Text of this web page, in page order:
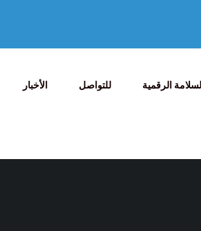
الأخبار للتواصل الرقمية